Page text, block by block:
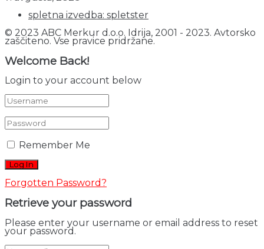
spletna izvedba: spletster
© 2023 ABC Merkur d.o.o. Idrija, 2001 - 2023. Avtorsko
zaščiteno. Vse pravice pridržane.
Welcome Back!
Login to your account below
Remember Me
Forgotten Password?
Retrieve your password
Please enter your username or email address to reset
your password.